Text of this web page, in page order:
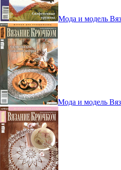
Мода и модель
Мода и модель